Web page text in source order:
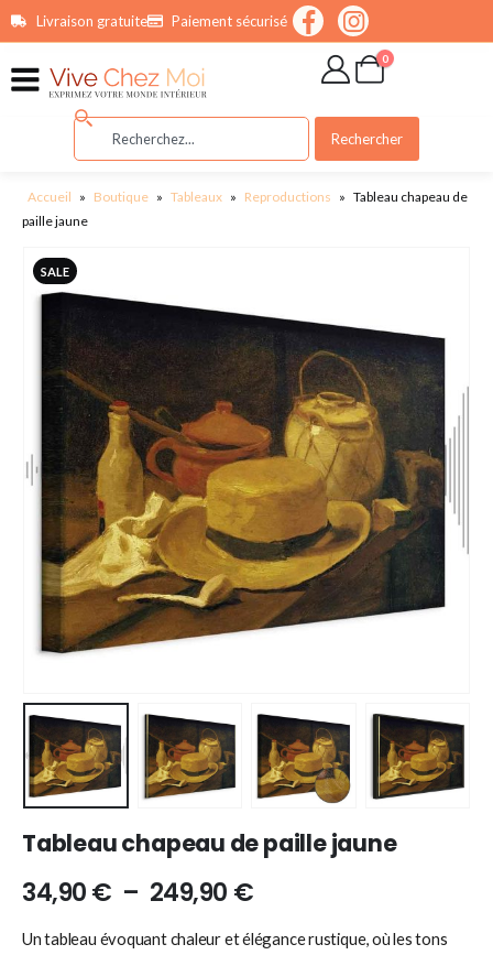
principalLivraison gratuite Paiement sécurisé
0
Rechercher
Accueil » Boutique » Tableaux » Reproductions » Tableau chapeau de
paille jaune
SALE
Tableau chapeau de paille jaune
34,90€ – 249,90 €
Un tableau évoquant chaleur et élégance rustique, où les tons